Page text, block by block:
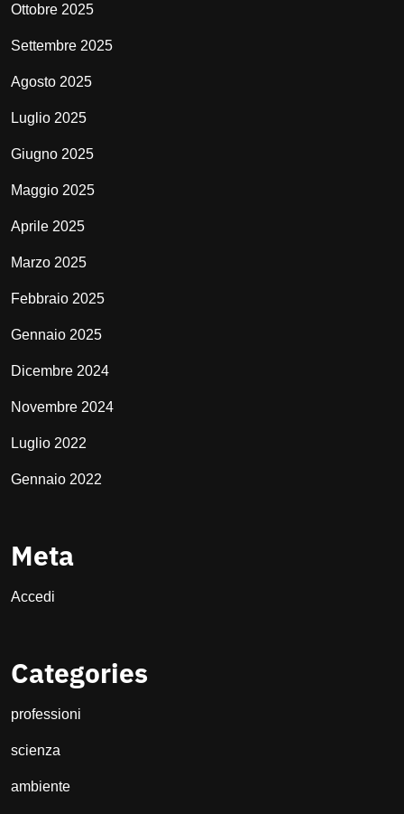
Ottobre 2025
Settembre 2025
Agosto 2025
Luglio 2025
Giugno 2025
Maggio 2025
Aprile 2025
Marzo 2025
Febbraio 2025
Gennaio 2025
Dicembre 2024
Novembre 2024
Luglio 2022
Gennaio 2022
Meta
Accedi
Categories
professioni
scienza
ambiente